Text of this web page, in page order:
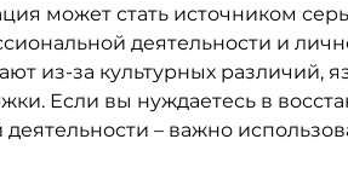
может стать источником
деятельности и
из-за культурных различий,
Если вы нуждаетесь в
деятельности – важно